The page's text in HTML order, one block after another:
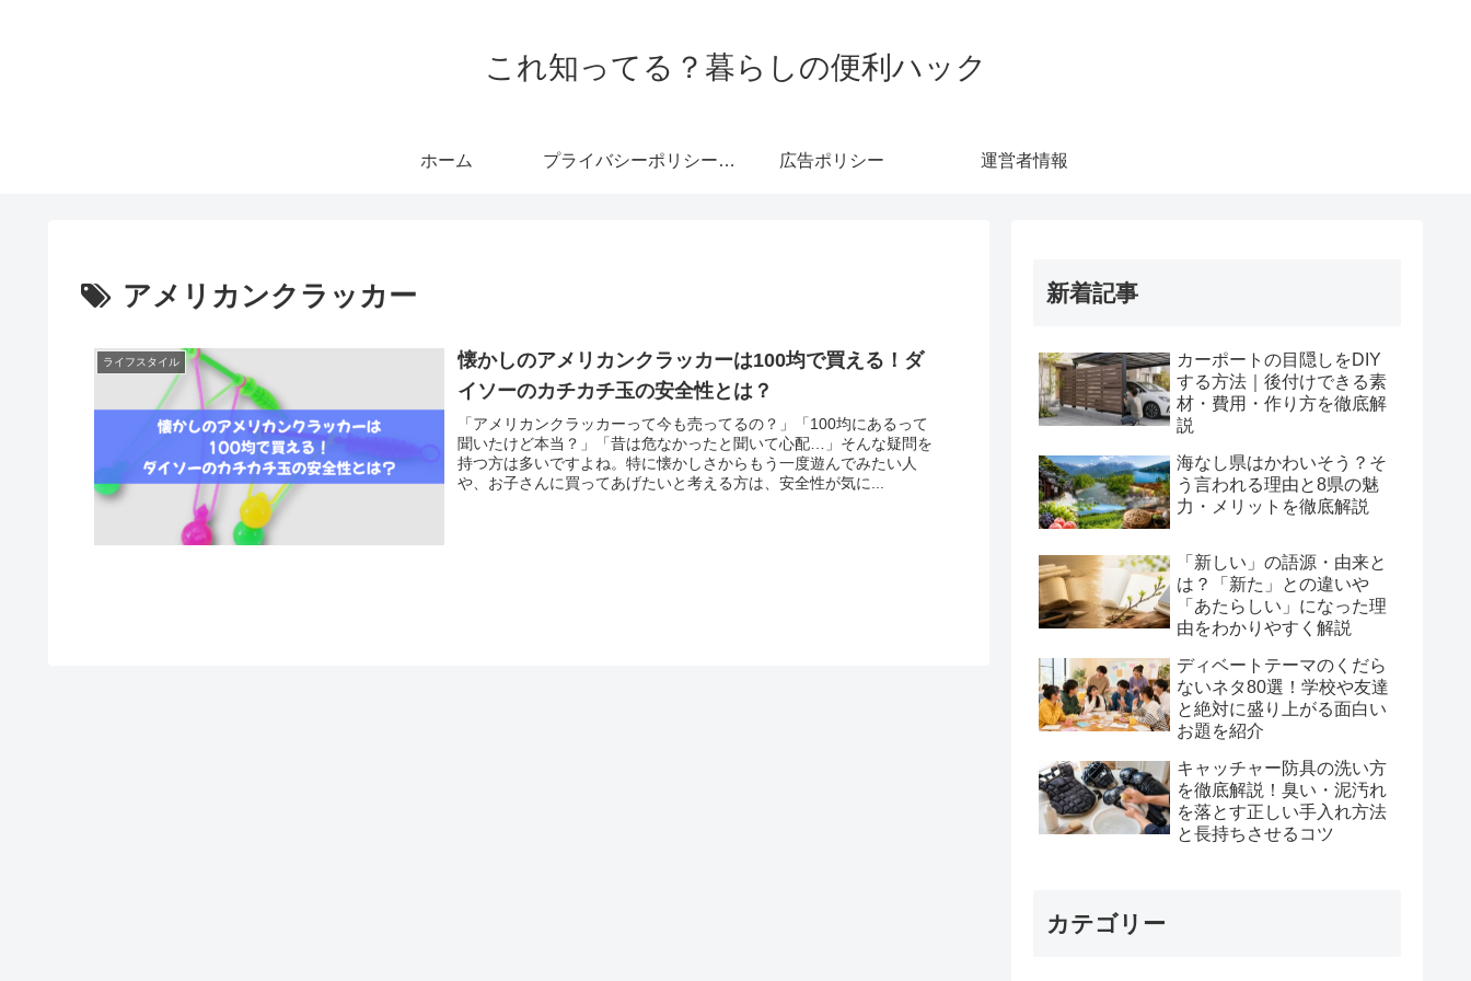
これ知ってる？暮らしの便利ハック
ホーム プライバシーポリシー・免責事項 広告ポリシー 運営者情報
アメリカンクラッカー
ライフスタイル
懐かしのアメリカンクラッカーは100均で買える！ダ
イソーのカチカチ玉の安全性とは？
「アメリカンクラッカーって今も売ってるの？」「100均にあるって
聞いたけど本当？」「昔は危なかったと聞いて心配…」そんな疑問を
持つ方は多いですよね。特に懐かしさからもう一度遊んでみたい人
や、お子さんに買ってあげたいと考える方は、安全性が気に...
新着記事
カーポートの目隠しをDIY
する方法｜後付けできる素
材・費用・作り方を徹底解
説
海なし県はかわいそう？そ
う言われる理由と8県の魅
力・メリットを徹底解説
「新しい」の語源・由来と
は？「新た」との違いや
「あたらしい」になった理
由をわかりやすく解説
ディベートテーマのくだら
ないネタ80選！学校や友達
と絶対に盛り上がる面白い
お題を紹介
キャッチャー防具の洗い方
を徹底解説！臭い・泥汚れ
を落とす正しい手入れ方法
と長持ちさせるコツ
カテゴリー